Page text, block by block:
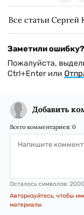
Все статьи Сергей
Заметили ошибку?
Пожалуйста,
Ctrl+Enter или
Добавить
Всего комментариев: 0
Осталось символов: 2000
Авторизуйтесь, чтобы
материалы